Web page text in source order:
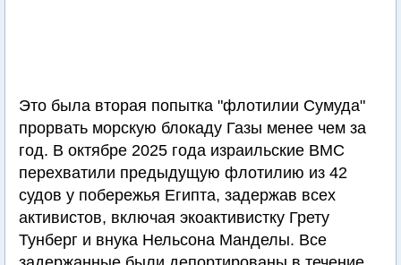
Это была вторая попытка "флотилии Сумуда"
прорвать морскую блокаду Газы менее чем за
год. В октябре 2025 года израильские ВМС
перехватили предыдущую флотилию из 42
судов у побережья Египта, задержав всех
активистов, включая экоактивистку Грету
Тунберг и внука Нельсона Манделы. Все